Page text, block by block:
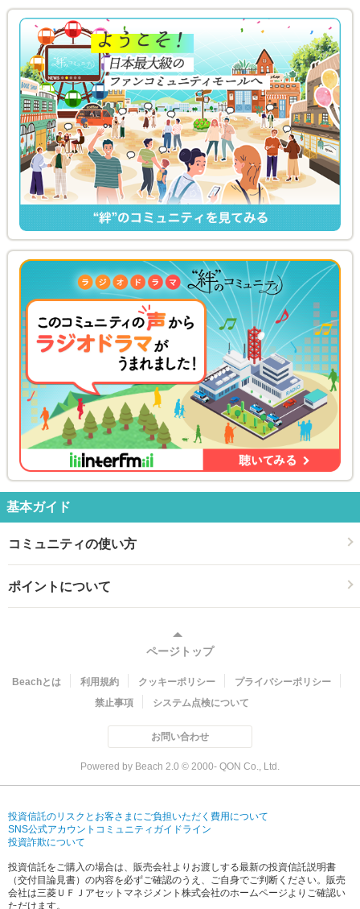
基本ガイド
コミュニティの使い方
ポイントについて
ページトップ
Beachとは 利用規約 クッキーポリシー
プライバシーポリシー
禁止事項
システム点検について
お問い合わせ
Powered by Beach 2.0 © 2000- QON Co., Ltd.
投資信託のリスクとお客さまにご負担いただく費用について
SNS公式アカウントコミュニティガイドライン
投資詐欺について
投資信託をご購入の場合は、販売会社よりお渡しする最新の投資信託説明書
（交付目論見書）の内容を必ずご確認のうえ、ご自身でご判断ください。販売
会社は三菱ＵＦＪアセットマネジメント株式会社のホームページよりご確認い
ただけます。